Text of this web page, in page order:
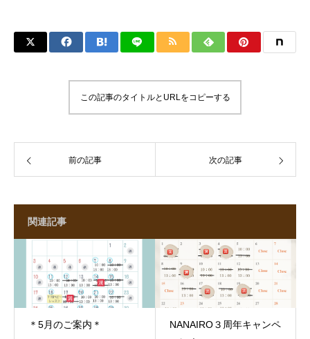
この記事のタイトルとURLをコピーする
前の記事 次の記事
関連記事
＊5月のご案内＊
NANAIRO３周年キャンペ